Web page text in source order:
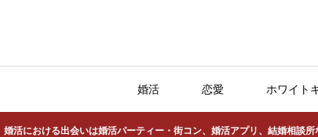
婚活 恋愛 ホワイト
婚活における出会いは婚活パーティー・街コン、婚活アプリ、結婚相談